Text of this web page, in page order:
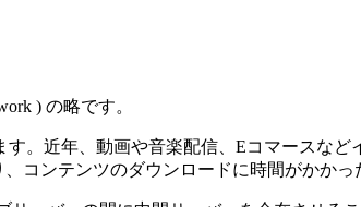
) の略です。
。近年、動画や音楽配信、Eコマースな
コンテンツのダウンロードに時間がかかっ